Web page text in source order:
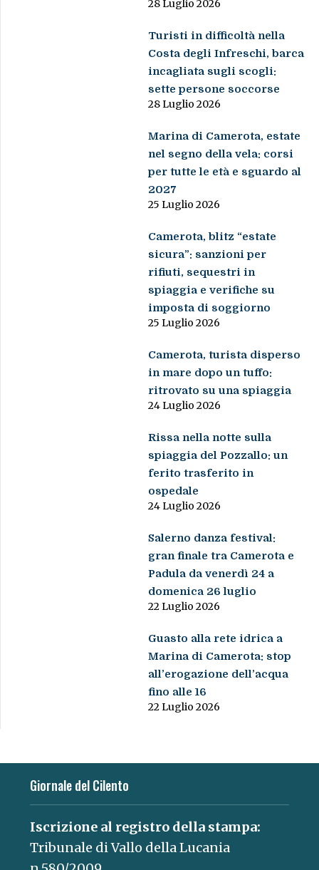
28 Luglio 2026
Turisti in difficoltà nella
Costa degli Infreschi, barca
incagliata sugli scogli:
sette persone soccorse
28 Luglio 2026
Marina di Camerota, estate
nel segno della vela: corsi
per tutte le età e sguardo al
2027
25 Luglio 2026
Camerota, blitz “estate
sicura”: sanzioni per
rifiuti, sequestri in
spiaggia e verifiche su
imposta di soggiorno
25 Luglio 2026
Camerota, turista disperso
in mare dopo un tuffo:
ritrovato su una spiaggia
24 Luglio 2026
Rissa nella notte sulla
spiaggia del Pozzallo: un
ferito trasferito in
ospedale
24 Luglio 2026
Salerno danza festival:
gran finale tra Camerota e
Padula da venerdì 24 a
domenica 26 luglio
22 Luglio 2026
Guasto alla rete idrica a
Marina di Camerota: stop
all’erogazione dell’acqua
fino alle 16
22 Luglio 2026
Giornale del Cilento
Iscrizione al registro della stampa:
Tribunale di Vallo della Lucania